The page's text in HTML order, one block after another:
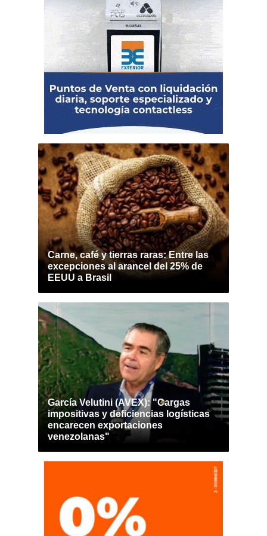
Carne, café y tierras raras: Entre las
excepciones al arancel del 25% de
EEUU a Brasil
García Velutini (AVEX): "Cargas
impositivas y deficiencias logísticas
encarecen exportaciones
venezolanas"